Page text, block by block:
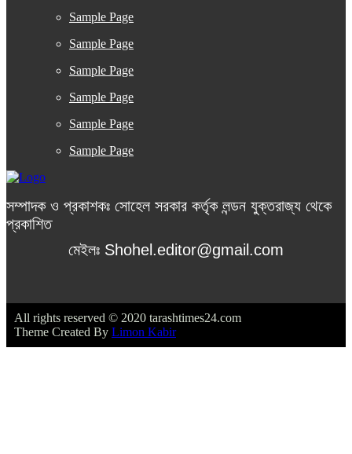
Sample Page
Sample Page
Sample Page
Sample Page
Sample Page
Sample Page
সম্পাদক ও প্রকাশকঃ সোহেল সরকার কর্তৃক লন্ডন যুক্তরাজ্য থেকে
প্রকাশিত
মেইলঃ Shohel.editor@gmail.com
All rights reserved © 2020 tarashtimes24.com
Theme Created By Limon Kabir